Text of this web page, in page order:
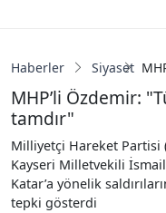
Haberler Siyaset
MHP’li Özdemir:
tamdır"
Milliyetçi Hareket Partisi
Kayseri Milletvekili
Katar’a yönelik
tepki gösterdi